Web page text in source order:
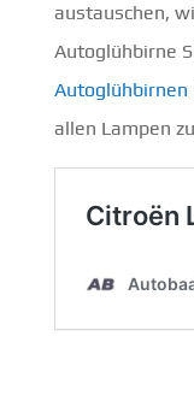
austauschen,
Autoglühbirne
Autoglühbirnen
allen Lampen